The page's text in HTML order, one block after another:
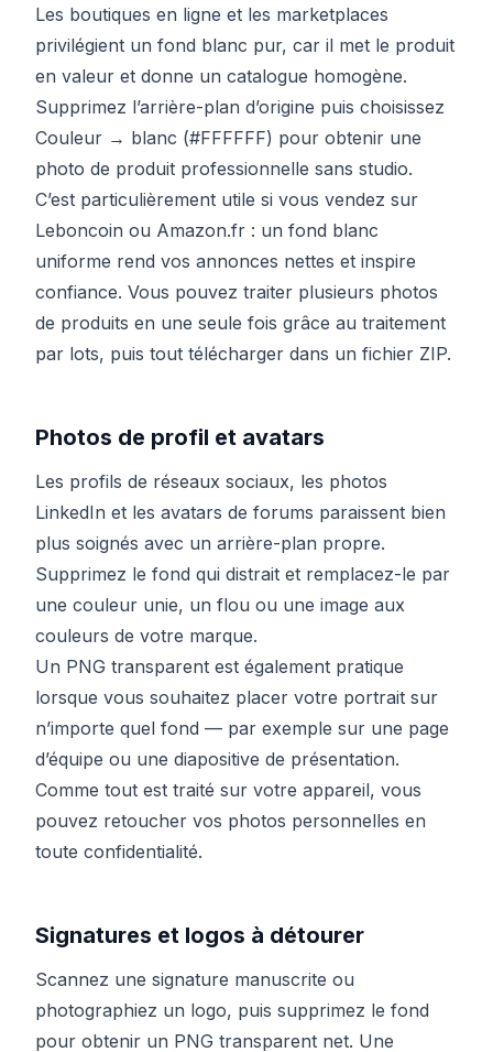
Les boutiques en ligne et les marketplaces
privilégient un fond blanc pur, car il met le produit
en valeur et donne un catalogue homogène.
Supprimez l’arrière-plan d’origine puis choisissez
Couleur → blanc (#FFFFFF) pour obtenir une
photo de produit professionnelle sans studio.
C’est particulièrement utile si vous vendez sur
Leboncoin ou Amazon.fr : un fond blanc
uniforme rend vos annonces nettes et inspire
confiance. Vous pouvez traiter plusieurs photos
de produits en une seule fois grâce au traitement
par lots, puis tout télécharger dans un fichier ZIP.
Photos de profil et avatars
Les profils de réseaux sociaux, les photos
LinkedIn et les avatars de forums paraissent bien
plus soignés avec un arrière-plan propre.
Supprimez le fond qui distrait et remplacez-le par
une couleur unie, un flou ou une image aux
couleurs de votre marque.
Un PNG transparent est également pratique
lorsque vous souhaitez placer votre portrait sur
n’importe quel fond — par exemple sur une page
d’équipe ou une diapositive de présentation.
Comme tout est traité sur votre appareil, vous
pouvez retoucher vos photos personnelles en
toute confidentialité.
Signatures et logos à détourer
Scannez une signature manuscrite ou
photographiez un logo, puis supprimez le fond
pour obtenir un PNG transparent net. Une